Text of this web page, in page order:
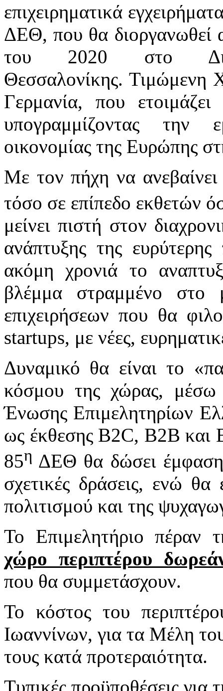
επιχειρηματικά
ΔΕΘ, που θα διοργανωθεί
του 2020 στο
Θεσσαλονίκης. Τιμώμενη
Γερμανία, που
υπογραμμίζοντας την
οικονομίας της Ευρώπης
Με τον πήχη να
τόσο σε επίπεδο εκθετών
μείνει πιστή στον
ανάπτυξης της
ακόμη χρονιά το
βλέμμα στραμμένο στο
επιχειρήσεων που θα
startups, με νέες,
Δυναμικό θα είναι το
κόσμου της χώρας, μέσω
Ένωσης Επιμελητηρίων
ως έκθεσης B2C, B2B
85η ΔΕΘ θα δώσει έμφαση
σχετικές δράσεις, ενώ θα
πολιτισμού και της
Το Επιμελητήριο πέραν
χώρο περιπτέρου
που θα συμμετάσχουν.
Το κόστος του
Ιωαννίνων, για τα Μέλη
τους κατά προτεραιότητα.
Τυπικές προϋποθέσεις για